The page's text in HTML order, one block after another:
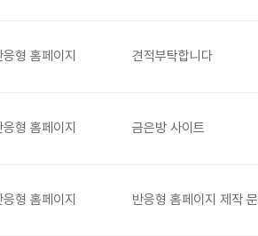
형 홈페이지 견적부탁합니다
형 홈페이지 금은방 사이트
형 홈페이지 반응형 홈페이지 제작